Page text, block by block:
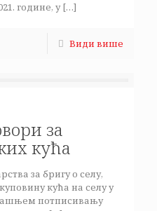
године, у[…]
Види више
за
кућа
за бригу о селу,
кућа на селу у
потписивању